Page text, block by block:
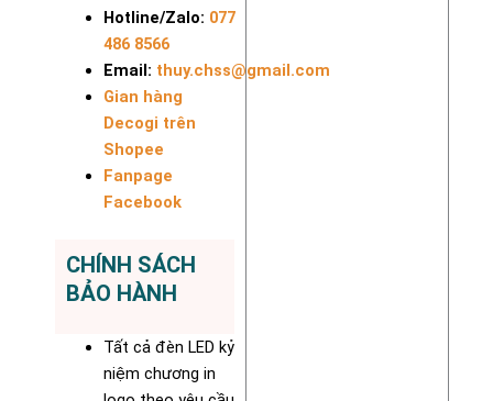
Hotline/Zalo: 077
486 8566
Email: thuy.chss@gmail.com
Gian hàng
Decogi trên
Shopee
Fanpage
Facebook
CHÍNH SÁCH
BẢO HÀNH
Tất cả đèn LED kỷ
niệm chương in